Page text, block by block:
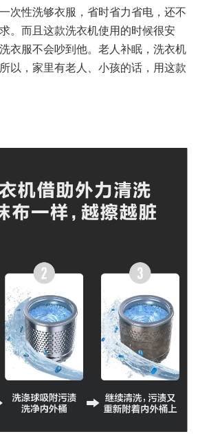
次性洗够衣服，省时省力省电，还不
。而且这款洗衣机使用的时候很安
衣服不会吵到他。老人补眠，洗衣机
以，家里有老人、小孩的话，用这款